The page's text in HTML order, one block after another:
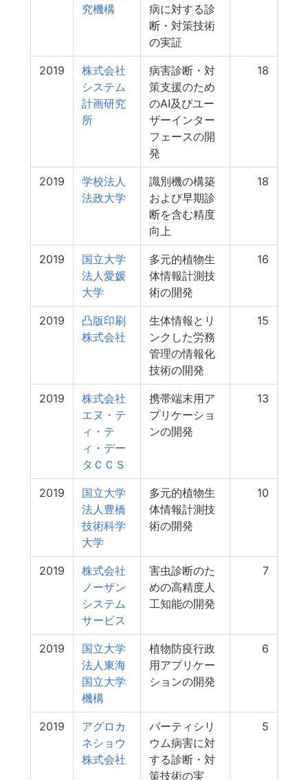
究機構
病に対する診
断・対策技術
の実証
2019
株式会社
システム
計画研究
所
病害診断・対
策支援のため
のAI及びユー
ザーインター
フェースの開
発
18
2019
学校法人
法政大学
識別機の構築
および早期診
断を含む精度
向上
18
2019
国立大学
法人愛媛
大学
多元的植物生
体情報計測技
術の開発
16
2019
凸版印刷
株式会社
生体情報とリ
ンクした労務
管理の情報化
技術の開発
15
2019
株式会社
エヌ・テ
ィ・テ
ィ・デー
タＣＣＳ
携帯端末用ア
プリケーショ
ンの開発
13
2019
国立大学
法人豊橋
技術科学
大学
多元的植物生
体情報計測技
術の開発
10
2019
株式会社
ノーザン
システム
サービス
害虫診断のた
めの高精度人
工知能の開発
7
2019
国立大学
法人東海
国立大学
機構
植物防疫行政
用アプリケー
ションの開発
6
2019
アグロカ
ネショウ
株式会社
バーティシリ
ウム病害に対
する診断・対
策技術の実
5